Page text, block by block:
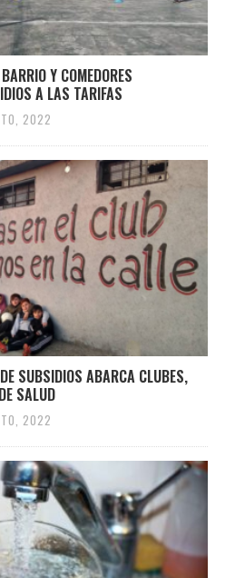
Y COMEDORES
A LAS TARIFAS
2022
SUBSIDIOS ABARCA CLUBES,
SALUD
2022